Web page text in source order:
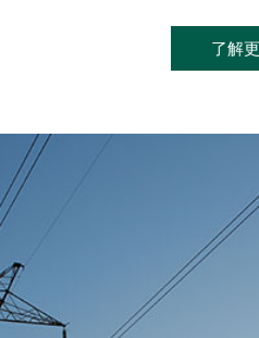
了解